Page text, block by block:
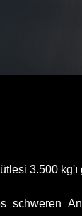
3.500 kg'ı
schweren